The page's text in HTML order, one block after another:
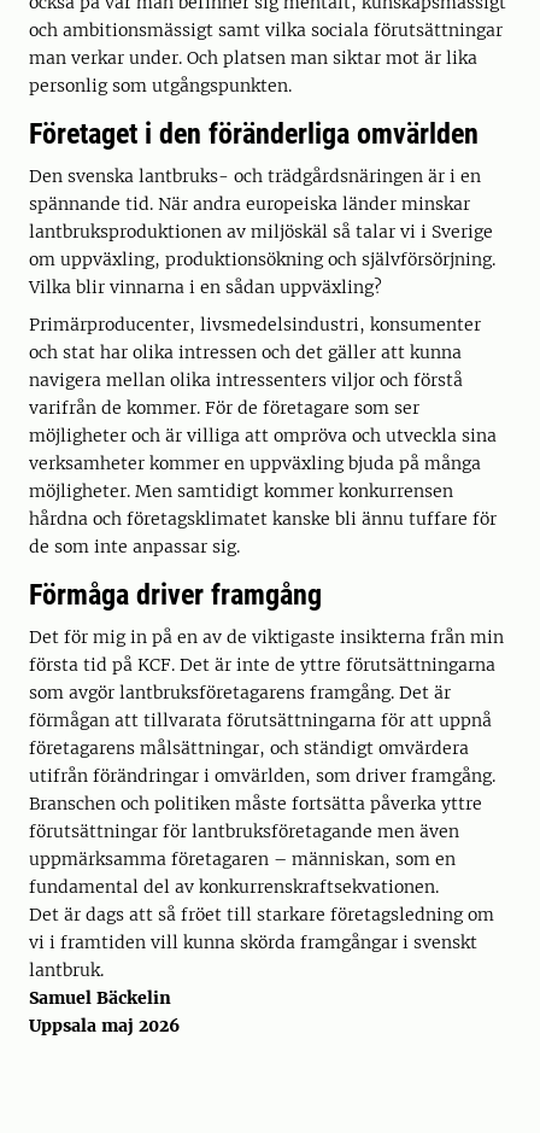
och ambitionsmässigt samt vilka sociala förutsättningar
man verkar under. Och platsen man siktar mot är lika
personlig som utgångspunkten.
Företaget i den föränderliga omvärlden
Den svenska lantbruks- och trädgårdsnäringen är i en
spännande tid. När andra europeiska länder minskar
lantbruksproduktionen av miljöskäl så talar vi i Sverige
om uppväxling, produktionsökning och självförsörjning.
Vilka blir vinnarna i en sådan uppväxling?
Primärproducenter, livsmedelsindustri, konsumenter
och stat har olika intressen och det gäller att kunna
navigera mellan olika intressenters viljor och förstå
varifrån de kommer. För de företagare som ser
möjligheter och är villiga att ompröva och utveckla sina
verksamheter kommer en uppväxling bjuda på många
möjligheter. Men samtidigt kommer konkurrensen
hårdna och företagsklimatet kanske bli ännu tuffare för
de som inte anpassar sig.
Förmåga driver framgång
Det för mig in på en av de viktigaste insikterna från min
första tid på KCF. Det är inte de yttre förutsättningarna
som avgör lantbruksföretagarens framgång. Det är
förmågan att tillvarata förutsättningarna för att uppnå
företagarens målsättningar, och ständigt omvärdera
utifrån förändringar i omvärlden, som driver framgång.
Branschen och politiken måste fortsätta påverka yttre
förutsättningar för lantbruksföretagande men även
uppmärksamma företagaren – människan, som en
fundamental del av konkurrenskraftsekvationen.
Det är dags att så fröet till starkare företagsledning om
vi i framtiden vill kunna skörda framgångar i svenskt
lantbruk.
Samuel Bäckelin
Uppsala maj 2026